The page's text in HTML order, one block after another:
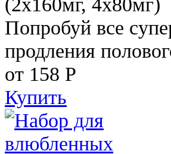
Попробуй все
продления
от 158 Р
Купить